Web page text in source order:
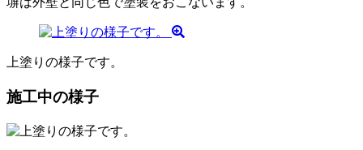
上塗りの様子です。
施工中の様子